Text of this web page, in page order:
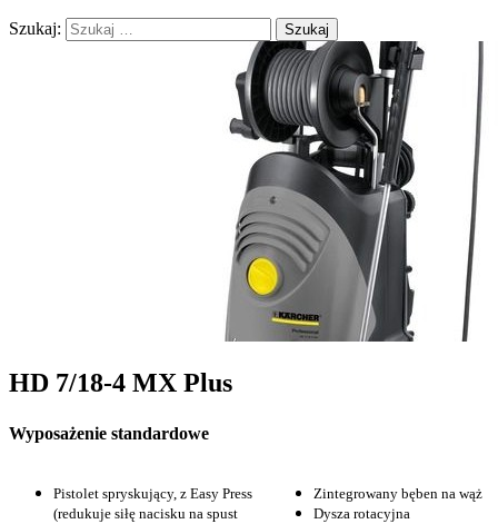
Szukaj:
HD 7/18-4 MX Plus
Wyposażenie standardowe
Pistolet spryskujący, z Easy Press
(redukuje siłę nacisku na spust
Zintegrowany bęben na wąż
Dysza rotacyjna